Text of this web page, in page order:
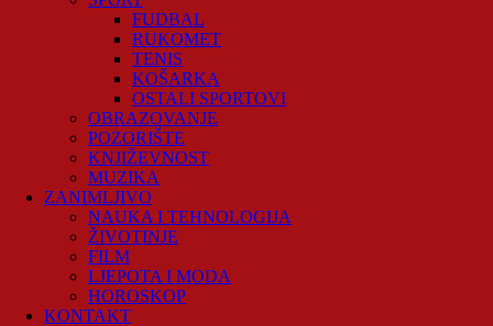
FUDBAL
RUKOMET
TENIS
KOŠARKA
OSTALI SPORTOVI
OBRAZOVANJE
POZORIŠTE
KNJIŽEVNOST
MUZIKA
ZANIMLJIVO
NAUKA I TEHNOLOGIJA
ŽIVOTINJE
FILM
LJEPOTA I MODA
HOROSKOP
KONTAKT